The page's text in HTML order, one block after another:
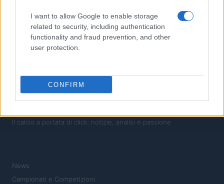
I want to allow Google to enable storage
related to security, including authentication
functionality and fraud prevention, and other
user protection.
CONFIRM
Guida Completa al Campionato Mondiale di Calcio: Storia,
Curiosità e Record Incredibili
Il calcio a portata di click: notizie, analisi e passione
News
Campionati e Competizioni